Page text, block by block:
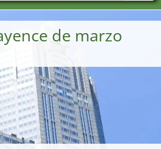
de marzo
Países
Ciudades
de servicios